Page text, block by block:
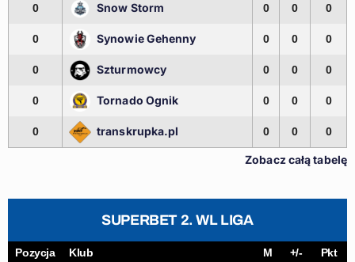
0 Snow Storm 0 0 0
0 Synowie Gehenny 0 0 0
0 Szturmowcy 0 0 0
0 Tornado Ognik 0 0 0
0 transkrupka.pl 0 0 0
Zobacz całą tabelę
SUPERBET 2. WL LIGA
Pozycja Klub M +/- Pkt